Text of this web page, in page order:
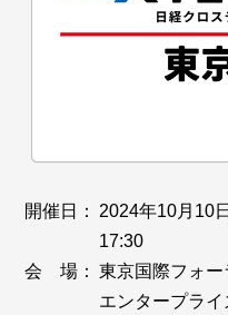
開催日：
2024年10月10
17:30
会 場：
東京国際フォ
エンタープラ